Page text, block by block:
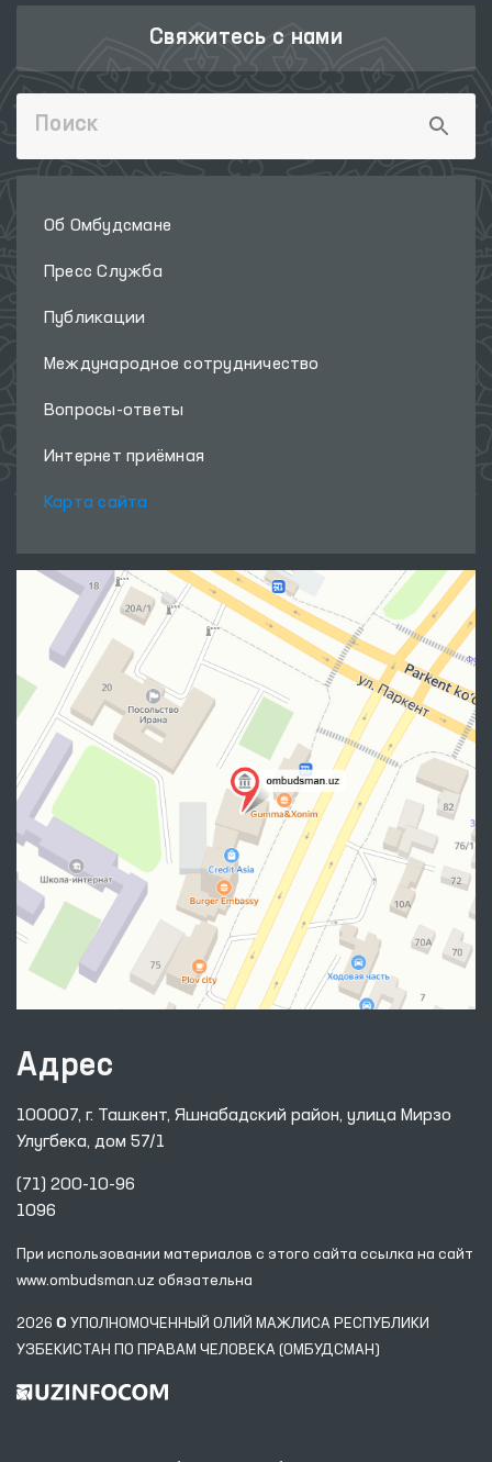
Свяжитесь с нами
Об Омбудсмане
Пресс Служба
Публикации
Международное сотрудничество
Вопросы-ответы
Интернет приёмная
Карта сайта
Адрес
100007, г. Ташкент, Яшнабадский район, улица Мирзо
Улугбека, дом 57/1
(71) 200-10-96
1096
При использовании материалов с этого сайта ссылка на сайт
www.ombudsman.uz обязательна
2026 © УПОЛНОМОЧЕННЫЙ ОЛИЙ МАЖЛИСА РЕСПУБЛИКИ
УЗБЕКИСТАН ПО ПРАВАМ ЧЕЛОВЕКА (ОМБУДСМАН)